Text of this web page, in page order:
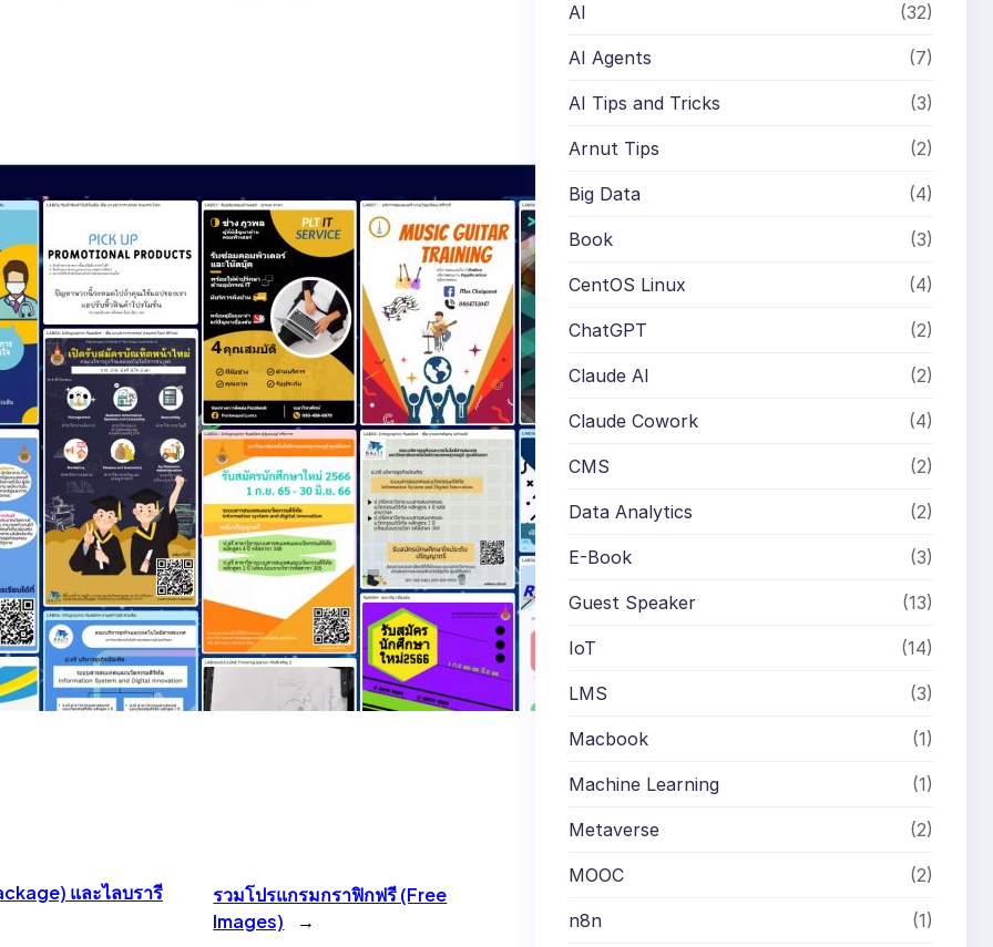
และไลบรารี
รวมโปรแกรมกราฟิกฟรี (Free
Images)
→
AI (32)
AI Agents (7)
AI Tips and Tricks (3)
Arnut Tips (2)
Big Data (4)
Book (3)
CentOS Linux (4)
ChatGPT (2)
Claude AI (2)
Claude Cowork (4)
CMS (2)
Data Analytics (2)
E-Book (3)
Guest Speaker (13)
IoT (14)
LMS (3)
Macbook (1)
Machine Learning (1)
Metaverse (2)
MOOC (2)
n8n (1)